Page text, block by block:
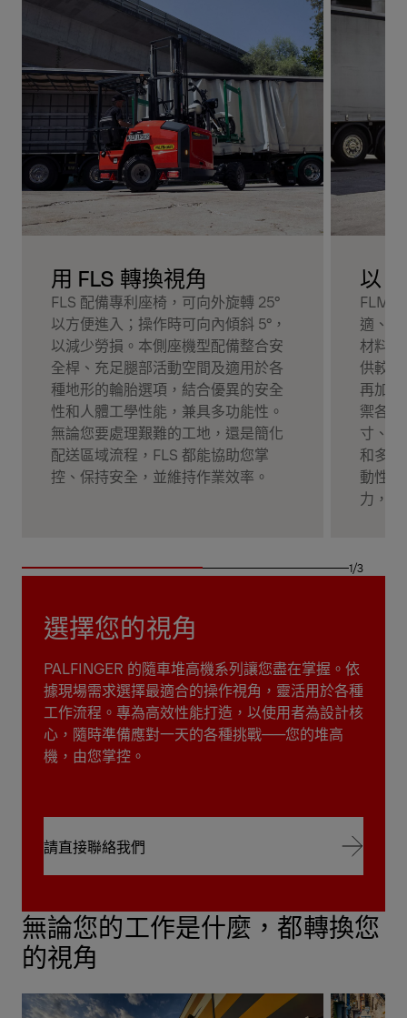
用 FLS 轉換視角
FLS 配備專利座椅，可向外旋轉 25°
以方便進入；操作時可向內傾斜 5°，
以減少勞損。本側座機型配備整合安
全桿、充足腿部活動空間及適用於各
種地形的輪胎選項，結合優異的安全
性和人體工學性能，兼具多功能性。
無論您要處理艱難的工地，還是簡化
配送區域流程，FLS 都能協助您掌
控、保持安全，並維持作業效率。
以
FLM
適、
材料
供較
再加
禦各
寸、
和多
動性
力，
1/3
選擇您的視角
PALFINGER 的隨車堆高機系列讓您盡在掌握。依
據現場需求選擇最適合的操作視角，靈活用於各種
工作流程。專為高效性能打造，以使用者為設計核
心，隨時準備應對一天的各種挑戰——您的堆高
機，由您掌控。
請直接聯絡我們
無論您的工作是什麼，都轉換您
的視角